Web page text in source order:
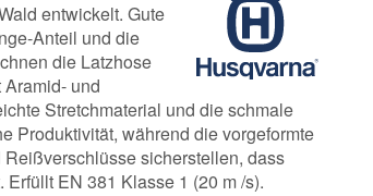
entwickelt. Gute
Anteil und die
die Latzhose
und
Stretchmaterial und die schmale
Produktivität, während die vorgeformte
sicherstellen, dass
EN 381 Klasse 1 (20 m /s).